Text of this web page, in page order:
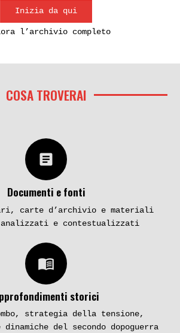
Inizia da qui
l’archivio completo
COSA TROVERAI
article
Documenti e fonti
carte d’archivio e materiali
e contestualizzati
menu_book
storici
strategia della tensione,
del secondo dopoguerra